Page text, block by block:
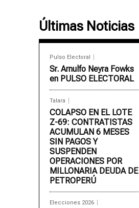
Últimas Noticias
Pulso Electoral
Sr. Arnulfo Neyra Fowks
en PULSO ELECTORAL
Talara
COLAPSO EN EL LOTE
Z-69: CONTRATISTAS
ACUMULAN 6 MESES
SIN PAGOS Y
SUSPENDEN
OPERACIONES POR
MILLONARIA DEUDA DE
PETROPERÚ
Elecciones 2026